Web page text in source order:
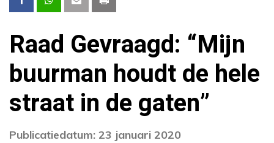
Raad Gevraagd: “Mijn
buurman houdt de hele
straat in de gaten”
Publicatiedatum: 23 januari 2020